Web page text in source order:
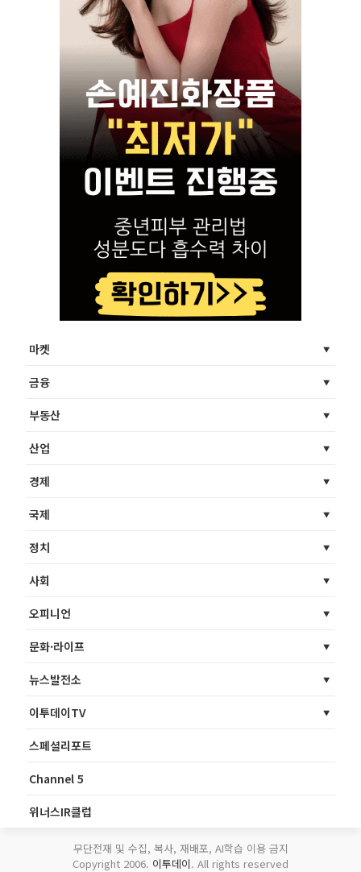
마켓
금융
부동산
산업
경제
국제
정치
사회
오피니언
문화·라이프
뉴스발전소
이투데이TV
스페셜리포트
Channel 5
위너스IR클럽
무단전재 및 수집, 복사, 재배포, AI학습 이용 금지
Copyright 2006. 이투데이. All rights reserved